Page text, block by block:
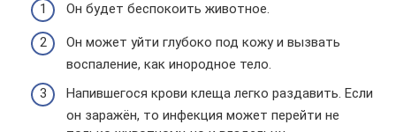
Он будет беспокоить животное.
Он может уйти глубоко под кожу и вызвать
воспаление, как инородное тело.
Напившегося крови клеща легко раздавить. Если
он заражён, то инфекция может перейти не